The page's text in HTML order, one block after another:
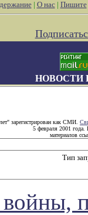
| О нас| Пишите
НОВОСТИ
зарегистрирован как СМИ.
5 февраля 2001 года.
материалов
Тип